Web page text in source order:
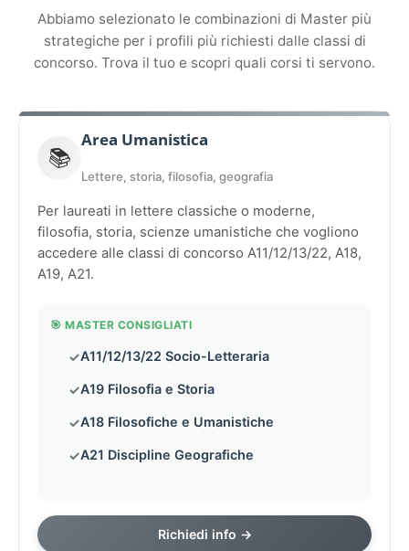
Abbiamo selezionato le combinazioni di Master più
strategiche per i profili più richiesti dalle classi di
concorso. Trova il tuo e scopri quali corsi ti servono.
📚
Area Umanistica
Lettere, storia, filosofia, geografia
Per laureati in lettere classiche o moderne,
filosofia, storia, scienze umanistiche che vogliono
accedere alle classi di concorso A11/12/13/22, A18,
A19, A21.
🎯 MASTER CONSIGLIATI
A11/12/13/22 Socio-Letteraria
A19 Filosofia e Storia
A18 Filosofiche e Umanistiche
A21 Discipline Geografiche
Richiedi info →